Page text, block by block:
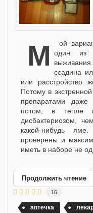
Мой вариант походной аптечки. Аптечка-
один из
ссадина
или расстройство
Потому в
препаратами
потом, в тепле
дисбактериозом,
какой-нибудь
проверены и
иметь в наборе не
Продолжить чтение
16
аптечка